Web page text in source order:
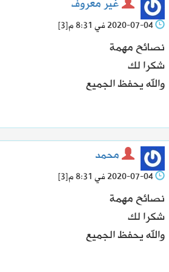
غير معروف
[3]
نصائح مهمة
شكرا لك
والله يحفظ الجميع
محمد
[3]
نصائح مهمة
شكرا لك
والله يحفظ الجميع